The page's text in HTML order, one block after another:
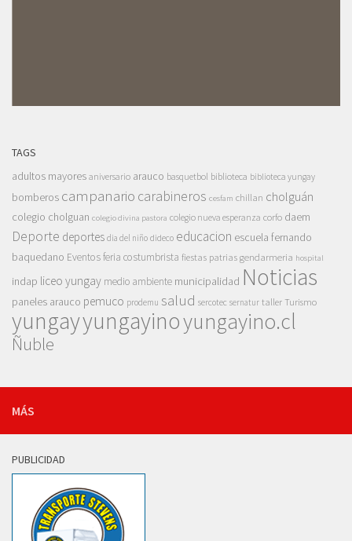
TAGS
adultos mayores aniversario arauco basquetbol biblioteca biblioteca yungay
bomberos campanario carabineros cesfam chillan cholguán
colegio cholguan colegio divina pastora colegio nueva esperanza corfo daem
Deporte deportes dia del niño dideco educacion escuela fernando
baquedano Eventosferia costumbrista fiestas patrias gendarmeria hospital
indap liceo yungay medio ambiente municipalidad Noticias
paneles arauco pemuco prodemu salud sercotec sernatur taller Turismo
yungayyungayinoyungayino.cl
Ñuble
MÁS
PUBLICIDAD